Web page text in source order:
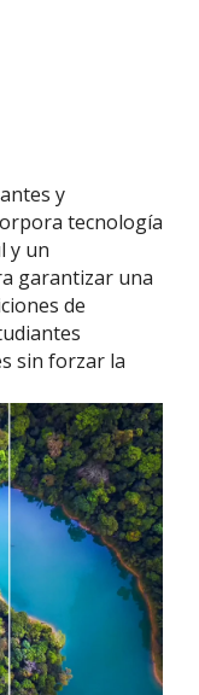
y
tecnología
y un
garantizar una
de
sin forzar la